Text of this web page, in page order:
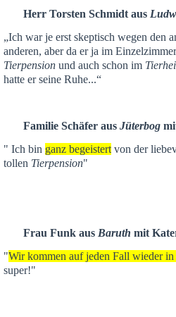
Herr Torsten Schmidt aus
„Ich war je erst skeptisch wegen den
anderen, aber da er ja im
Tierpension und auch schon im
hatte er seine Ruhe...“
Familie Schäfer aus Jüterbog
" Ich bin ganz begeistert von der
tollen Tierpension"
Frau Funk aus Baruth mit
"Wir kommen auf jeden Fall wieder in
super!"